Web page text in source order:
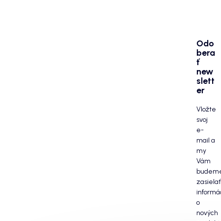
Odo
bera
ť
new
slett
er
Vložte
svoj
e-
mail a
my
Vám
zasielať
o
nových